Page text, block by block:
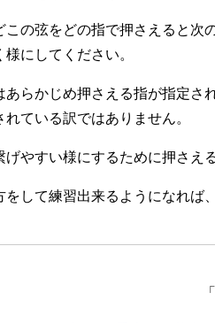
この弦をどの指で押さえると次
にしてください。
あらかじめ押さえる指が指定さ
ている訳ではありません。
げやすい様にするために押さえ
をして練習出来るようになれば
「